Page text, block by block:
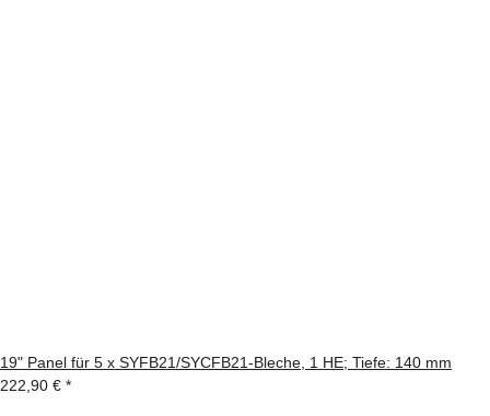
19" Panel für 5 x SYFB21/SYCFB21-Bleche, 1 HE; Tiefe: 140 mm
222,90 € *